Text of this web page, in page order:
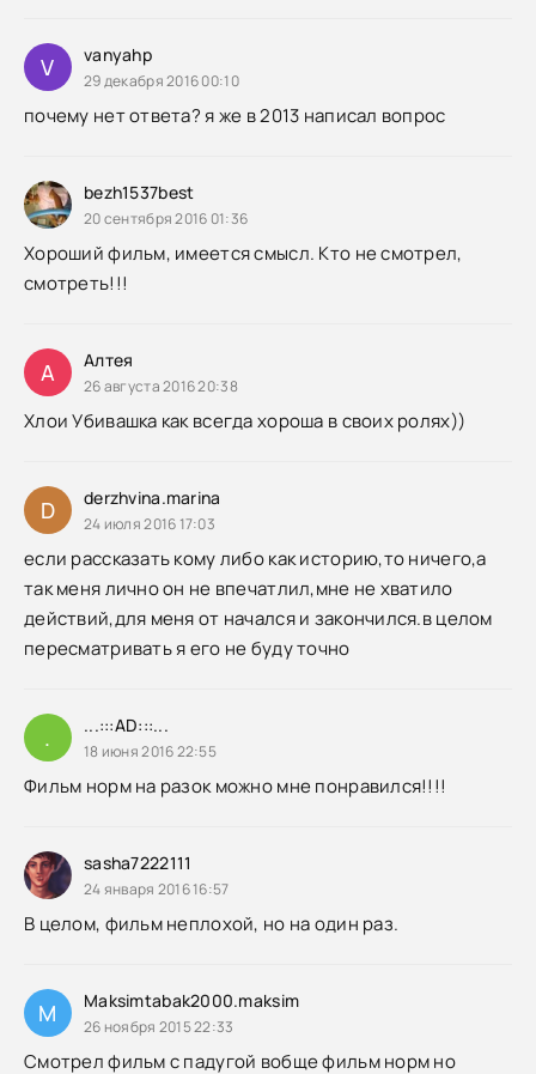
V vanyahp
29 декабря 2016 00:10
почему нет ответа? я же в 2013 написал вопрос
bezh1537best
20 сентября 2016 01:36
Хороший фильм, имеется смысл. Кто не смотрел,
смотреть!!!
А Алтея
26 августа 2016 20:38
Хлои Убивашка как всегда хороша в своих ролях))
D derzhvina.marina
24 июля 2016 17:03
если рассказать кому либо как историю,то ничего,а
так меня лично он не впечатлил,мне не хватило
действий,для меня от начался и закончился.в целом
пересматривать я его не буду точно
. ...:::AD:::...
18 июня 2016 22:55
Фильм норм на разок можно мне понравился!!!!
sasha7222111
24 января 2016 16:57
В целом, фильм неплохой, но на один раз.
M Maksimtabak2000.maksim
26 ноября 2015 22:33
Смотрел фильм с падугой вобще фильм норм но